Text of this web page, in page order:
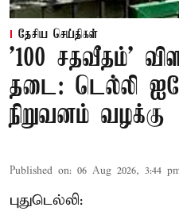
தேசிய செய்திகள்
'100 சதவீதம்'
தடை: டெல்லி
நிறுவனம் வழக்கு
Published on: 06 Aug 2026, 3:44
புதுடெல்லி: